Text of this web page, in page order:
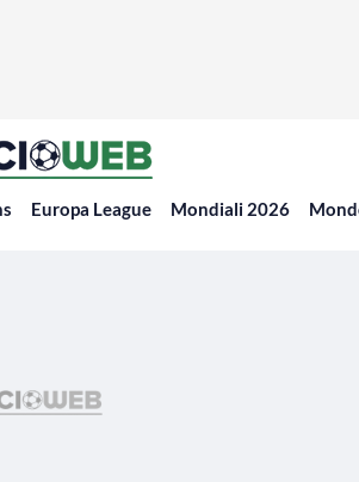
Europa League Mondiali 2026